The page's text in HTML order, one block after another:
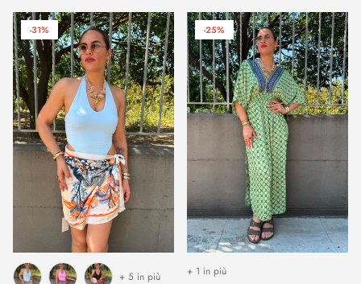
-31%
+ 5 in più
-25%
+ 1 in più